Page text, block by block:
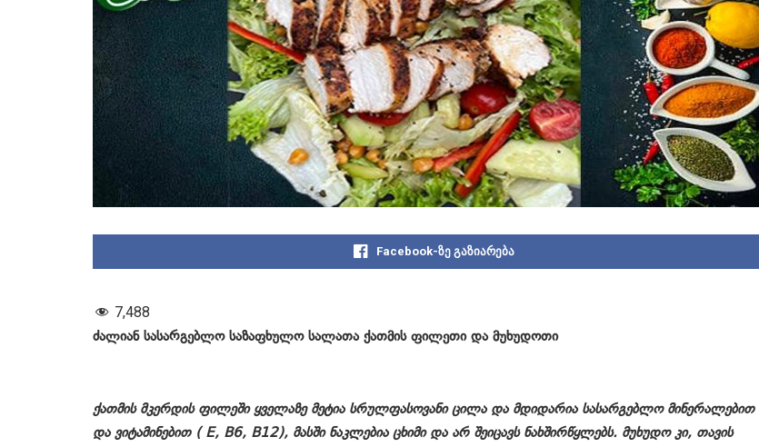
Facebook-ზე გაზიარება
7,488
ძალიან სასარგებლო საზაფხულო სალათა ქათმის ფილეთი და მუხუდოთი
ქათმის მკერდის ფილეში ყველაზე მეტია სრულფასოვანი ცილა და მდიდარია სასარგებლო მინერალებით
და ვიტამინებით ( E, B6, B12), მასში ნაკლებია ცხიმი და არ შეიცავს ნახშირწყლებს. მუხუდო კი, თავის